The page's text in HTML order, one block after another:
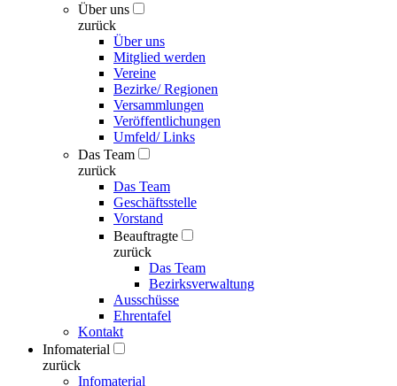
Über uns
zurück
Über uns
Mitglied werden
Vereine
Bezirke/ Regionen
Versammlungen
Veröffentlichungen
Umfeld/ Links
Das Team
zurück
Das Team
Geschäftsstelle
Vorstand
Beauftragte
zurück
Das Team
Bezirksverwaltung
Ausschüsse
Ehrentafel
Kontakt
Infomaterial
zurück
Infomaterial